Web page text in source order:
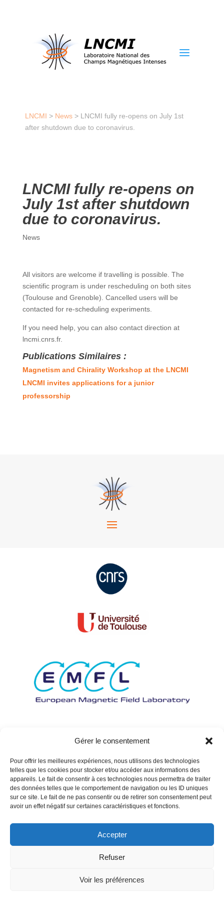
Gérer le consentement
Pour offrir les meilleures expériences, nous utilisons des technologies
telles que les cookies pour stocker et/ou accéder aux informations des
appareils. Le fait de consentir à ces technologies nous permettra de traiter
des données telles que le comportement de navigation ou les ID uniques
sur ce site. Le fait de ne pas consentir ou de retirer son consentement peut
avoir un effet négatif sur certaines caractéristiques et fonctions.
Accepter
Refuser
Voir les préférences
a
LNCMI > News> LNCMI fully re-opens on July 1st
after shutdown due to coronavirus.
LNCMI fully re-opens on
July 1st after shutdown
due to coronavirus.
News
All visitors are welcome if travelling is possible. The
scientific program is under rescheduling on both sites
(Toulouse and Grenoble). Cancelled users will be
contacted for re-scheduling experiments.
If you need help, you can also contact direction at
lncmi.cnrs.fr.
Publications Similaires :
Magnetism and Chirality Workshop at the LNCMI
LNCMI invites applications for a junior
professorship